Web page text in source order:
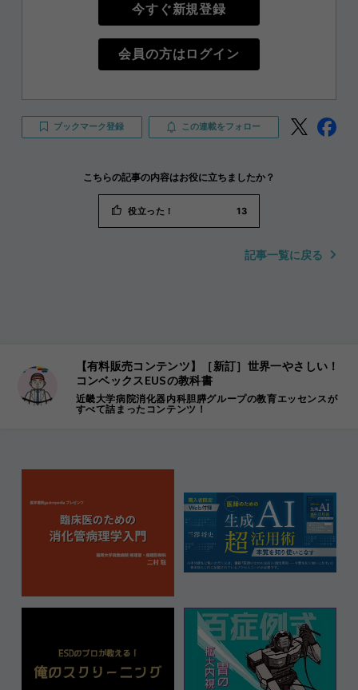
今すぐ新規登録
会員の方はログイン
ブックマーク登録 この連載をフォロー
こちらの記事の内容はお役に立ちましたか？
役立った！ 13
記事一覧に戻る
【有料販売コンテンツ】［新訂］世界一やさしい！
コンベックスEUSの教科書
近畿大学病院消化器内科胆膵グループの教育エッセンスが
すべて詰まったコンテンツ！